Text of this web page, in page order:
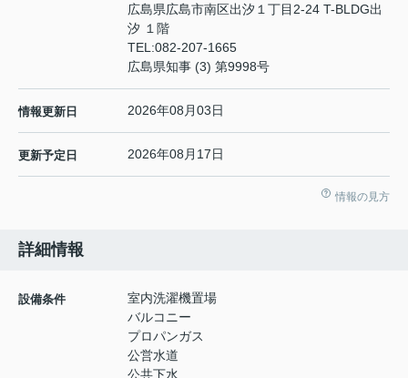
広島県広島市南区出汐１丁目2-24 T-BLDG出
汐 １階
TEL:082-207-1665
広島県知事 (3) 第9998号
情報更新日 2026年08月03日
更新予定日 2026年08月17日
情報の見方
詳細情報
設備条件
室内洗濯機置場
バルコニー
プロパンガス
公営水道
公共下水